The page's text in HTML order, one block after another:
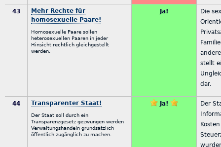
43
Mehr Rechte für
homosexuelle Paare!
Homosexuelle Paare sollen
heterosexuellen Paaren in jeder
Hinsicht rechtlich gleichgestellt
werden.
Ja!
Die
stellt
dar.
44 Transparenter Staat!
Der Staat soll durch ein
Transparenzgesetz gezwungen werden
Verwaltungshandeln grundsätzlich
öffentlich zugänglich zu machen.
Ja!
Der